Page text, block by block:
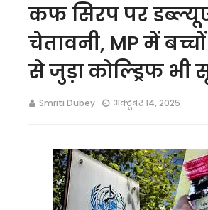
कफ सिरप पर
चेतावनी, MP में
से जुड़ा कोल्ड्रिफ भी
Smriti Dubey अक्टूबर 14, 2025